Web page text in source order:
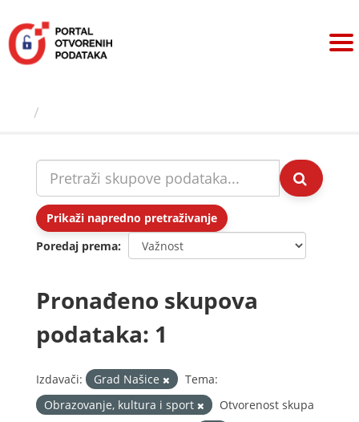
sadržaj
Prikaži napredno pretraživanje
Poredaj prema
Pronađeno skupova
podataka: 1
Izdavači: Grad Našice
Tema:
Obrazovanje, kultura i sport
Otvorenost skupa